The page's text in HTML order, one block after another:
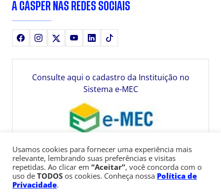
A CÁSPER NAS REDES SOCIAIS
FacebookInstagram YoutubeLinkedIn
Consulte aqui o cadastro da Instituição no
Sistema e-MEC
Usamos cookies para fornecer uma experiência mais
relevante, lembrando suas preferências e visitas
repetidas. Ao clicar em “Aceitar”, você concorda com o
uso de TODOS os cookies. Conheça nossa Política de
Privacidade.